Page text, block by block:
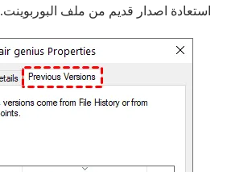
استعادة اصدار قديم من ملف البوربوينت.